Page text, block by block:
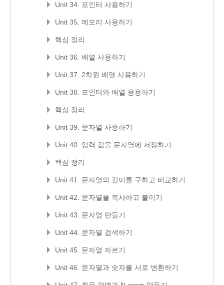
Unit 34. 포인터 사용하기
Unit 35. 메모리 사용하기
핵심 정리
Unit 36. 배열 사용하기
Unit 37. 2차원 배열 사용하기
Unit 38. 포인터와 배열 응용하기
핵심 정리
Unit 39. 문자열 사용하기
Unit 40. 입력 값을 문자열에 저장하기
핵심 정리
Unit 41. 문자열의 길이를 구하고 비교하기
Unit 42. 문자열을 복사하고 붙이기
Unit 43. 문자열 만들기
Unit 44. 문자열 검색하기
Unit 45. 문자열 자르기
Unit 46. 문자열과 숫자를 서로 변환하기